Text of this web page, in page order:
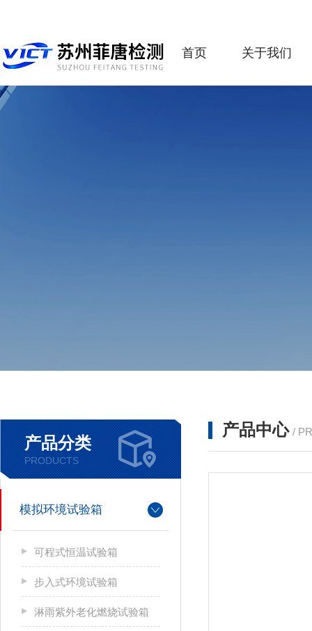
首页 关于我们
产品分类
PRODUCTS
模拟环境试验箱
可程式恒温试验箱
步入式环境试验箱
淋雨紫外老化燃烧试验箱
产品中心 /